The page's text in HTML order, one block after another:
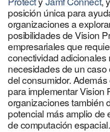
posición única para
organizaciones a
posibilidades de Vision
empresariales que
conectividad adicionales
necesidades de un
del consumidor.
para implementar Vision
organizaciones también
potencial más amplio de
de computación espacial.